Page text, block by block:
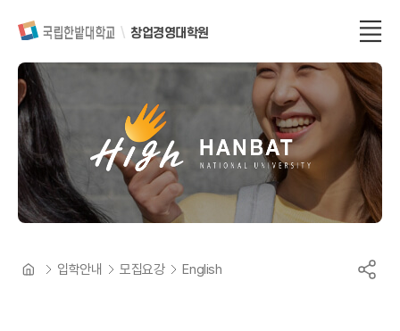
창업경영대학원
입학안내 모집요강 English